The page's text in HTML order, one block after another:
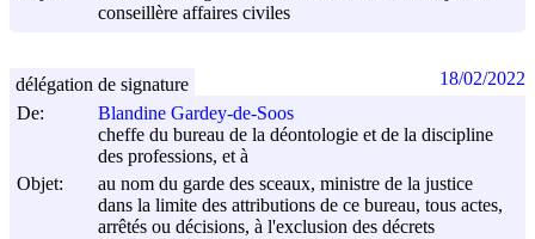
conseillère affaires civiles
De:
Blandine Gardey-de-Soos
cheffe du bureau de la déontologie et de la discipline
des professions, et à
Objet:
au nom du garde des sceaux, ministre de la justice
dans la limite des attributions de ce bureau, tous actes,
arrêtés ou décisions, à l'exclusion des décrets
délégation de signature 18/02/2022